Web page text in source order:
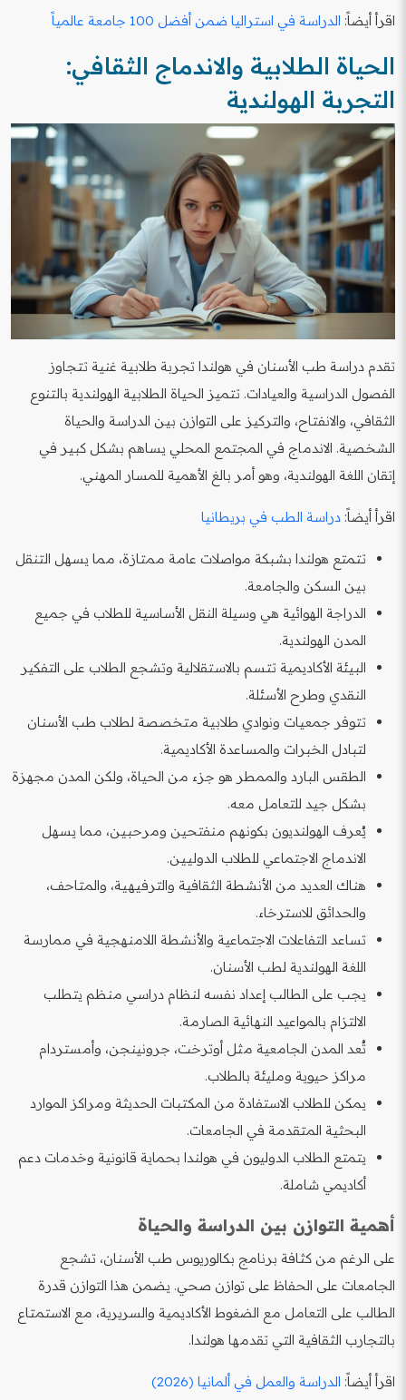
اقرأ أيضاً: الدراسة في استراليا ضمن أفضل 100 جامعة عالمياً
الحياة الطلابية والاندماج الثقافي:
التجربة الهولندية
تقدم دراسة طب الأسنان في هولندا تجربة طلابية غنية تتجاوز
الفصول الدراسية والعيادات. تتميز الحياة الطلابية الهولندية بالتنوع
الثقافي، والانفتاح، والتركيز على التوازن بين الدراسة والحياة
الشخصية. الاندماج في المجتمع المحلي يساهم بشكل كبير في
إتقان اللغة الهولندية، وهو أمر بالغ الأهمية للمسار المهني.
اقرأ أيضاً: دراسة الطب في بريطانيا
تتمتع هولندا بشبكة مواصلات عامة ممتازة، مما يسهل التنقل
بين السكن والجامعة.
الدراجة الهوائية هي وسيلة النقل الأساسية للطلاب في جميع
المدن الهولندية.
البيئة الأكاديمية تتسم بالاستقلالية وتشجع الطلاب على التفكير
النقدي وطرح الأسئلة.
تتوفر جمعيات ونوادي طلابية متخصصة لطلاب طب الأسنان
لتبادل الخبرات والمساعدة الأكاديمية.
الطقس البارد والممطر هو جزء من الحياة، ولكن المدن مجهزة
بشكل جيد للتعامل معه.
يُعرف الهولنديون بكونهم منفتحين ومرحبين، مما يسهل
الاندماج الاجتماعي للطلاب الدوليين.
هناك العديد من الأنشطة الثقافية والترفيهية، والمتاحف،
والحدائق للاسترخاء.
تساعد التفاعلات الاجتماعية والأنشطة اللامنهجية في ممارسة
اللغة الهولندية لطب الأسنان.
يجب على الطالب إعداد نفسه لنظام دراسي منظم يتطلب
الالتزام بالمواعيد النهائية الصارمة.
تُعد المدن الجامعية مثل أوترخت، جرونينجن، وأمستردام
مراكز حيوية ومليئة بالطلاب.
يمكن للطلاب الاستفادة من المكتبات الحديثة ومراكز الموارد
البحثية المتقدمة في الجامعات.
يتمتع الطلاب الدوليون في هولندا بحماية قانونية وخدمات دعم
أكاديمي شاملة.
أهمية التوازن بين الدراسة والحياة
على الرغم من كثافة برنامج بكالوريوس طب الأسنان، تشجع
الجامعات على الحفاظ على توازن صحي. يضمن هذا التوازن قدرة
الطالب على التعامل مع الضغوط الأكاديمية والسريرية، مع الاستمتاع
بالتجارب الثقافية التي تقدمها هولندا.
اقرأ أيضاً: الدراسة والعمل في ألمانيا (2026)